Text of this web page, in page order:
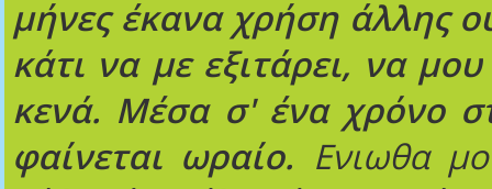
μήνες έκανα χρήση άλλης
κάτι να με εξιτάρει, να
κενά. Μέσα σ' ένα χρόνο
φαίνεται ωραίο. Ενιωθα